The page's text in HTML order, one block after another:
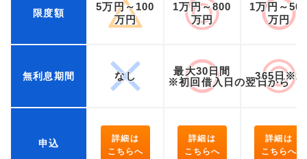
限度額
5万円～100
万円
1万円～800
万円
1万円～
万円
無利息期間 なし 最大30日間
※初回借入日の翌日から
365日※2
申込
詳細は
こちらへ
詳細は
こちらへ
詳細は
こちらへ